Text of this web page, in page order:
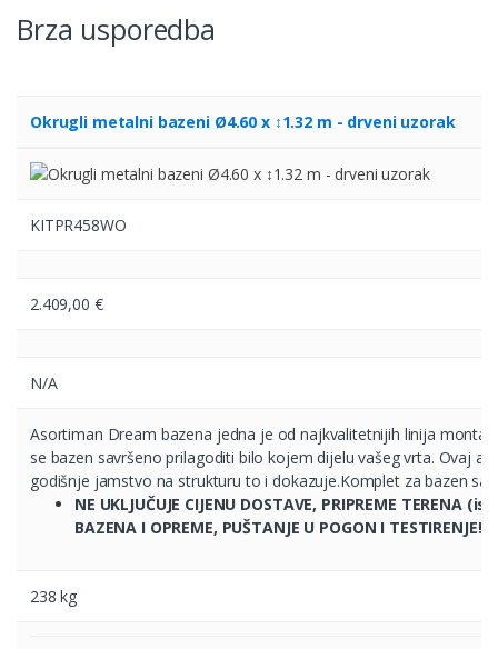
Brza usporedba
Okrugli metalni bazeni Ø4.60 x ↕1.32 m - drveni uzorak
KITPR458WO
2.409,00 €
N/A
Asortiman Dream bazena jedna je od najkvalitetnijih linija
se bazen savršeno prilagoditi bilo kojem dijelu vašeg vrta. Ovaj
godišnje jamstvo na strukturu to i dokazuje.Komplet za bazen
NE UKLJUČUJE CIJENU DOSTAVE, PRIPREME
BAZENA I OPREME, PUŠTANJE U POGON I TESTIRENJE!!!!!
238 kg